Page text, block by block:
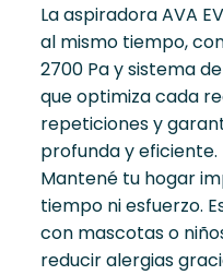
La aspiradora AVA
al mismo tiempo,
2700 Pa y sistema
que optimiza cada
repeticiones y
profunda y eficiente.
Mantené tu hogar
tiempo ni esfuerzo.
con mascotas o
reducir alergias